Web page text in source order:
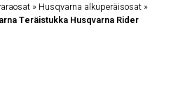
» Husqvarna alkuperäisosat »
Teräistukka Husqvarna Rider